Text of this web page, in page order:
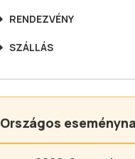
RENDEZVÉNY
SZÁLLÁS
Országos